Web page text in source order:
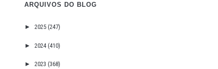
ARQUIVOS DO BLOG
► 2025 (247)
► 2024 (410)
► 2023 (368)